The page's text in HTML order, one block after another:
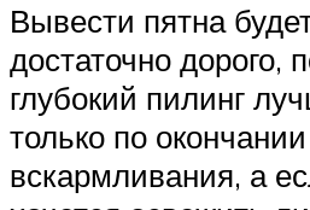
Вывести пятна
достаточно дорого,
глубокий пилинг
только по окончании
вскармливания, а